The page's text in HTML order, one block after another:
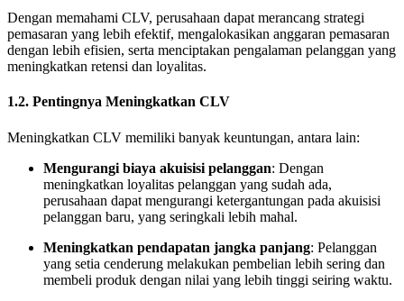
Dengan memahami CLV, perusahaan dapat merancang strategi
pemasaran yang lebih efektif, mengalokasikan anggaran pemasaran
dengan lebih efisien, serta menciptakan pengalaman pelanggan yang
meningkatkan retensi dan loyalitas.
1.2. Pentingnya Meningkatkan CLV
Meningkatkan CLV memiliki banyak keuntungan, antara lain:
Mengurangi biaya akuisisi pelanggan: Dengan
meningkatkan loyalitas pelanggan yang sudah ada,
perusahaan dapat mengurangi ketergantungan pada akuisisi
pelanggan baru, yang seringkali lebih mahal.
Meningkatkan pendapatan jangka panjang: Pelanggan
yang setia cenderung melakukan pembelian lebih sering dan
membeli produk dengan nilai yang lebih tinggi seiring waktu.